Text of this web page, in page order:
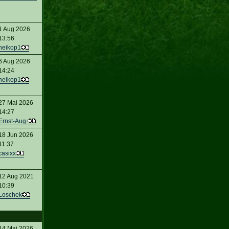
Aug 2026
Aug 2026
Mai 2026
Aug.
Jun 2026
Aug 2021